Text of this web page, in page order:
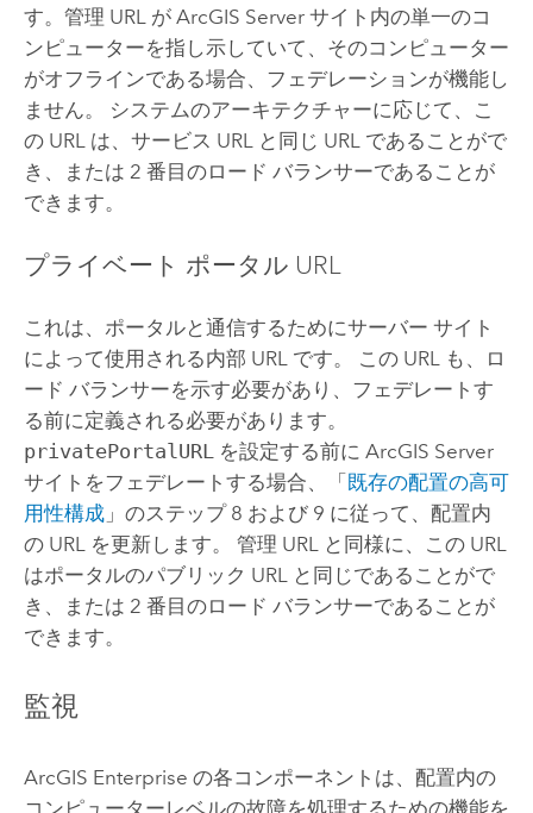
す。管理 URL が ArcGIS Serverサイト内の単一のコ
ンピューターを指し示していて、そのコンピューター
がオフラインである場合、フェデレーションが機能し
ません。 システムのアーキテクチャーに応じて、こ
の URL は、サービス URL と同じ URL であることがで
き、または 2 番目のロード バランサーであることが
できます。
プライベート ポータル URL
これは、ポータルと通信するためにサーバー サイト
によって使用される内部 URL です。 この URL も、ロ
ード バランサーを示す必要があり、フェデレートす
る前に定義される必要があります。
privatePortalURL を設定する前に ArcGIS Server
サイトをフェデレートする場合、「既存の配置の高可
用性構成」のステップ 8 および 9 に従って、配置内
の URL を更新します。 管理 URL と同様に、この URL
はポータルのパブリック URL と同じであることがで
き、または 2 番目のロード バランサーであることが
できます。
監視
ArcGIS Enterprise の各コンポーネントは、配置内の
コンピューターレベルの故障を処理するための機能を